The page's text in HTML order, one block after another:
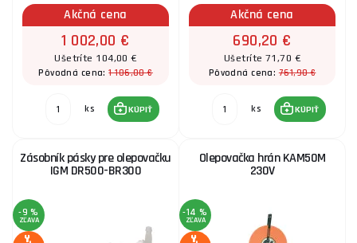
Akčná cena
1 002,00 €
Ušetríte 104,00 €
Pôvodná cena:1 106,00 €
ks KÚPIŤ
Akčná cena
690,20 €
Ušetríte 71,70 €
Pôvodná cena:761,90 €
ks KÚPIŤ
Zásobník pásky pre olepovačku
IGM DR500-BR300
-9 %
ZĽAVA
Olepovačka hrán KAM50M
230V
-14 %
ZĽAVA